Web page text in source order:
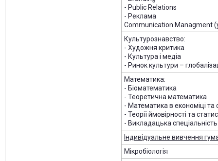
- Public Relations
- Реклама
Communication Managment
Культурознавство:
- Художня критика
- Культура і медіа
- Ринок культури –
Математика:
- Біоматематика
- Теоретична математика
- Математика в економіці та
- Теорії ймовірності та
- Викладацька спеціальність
Індивідуальне вивчення
Мікробіологія